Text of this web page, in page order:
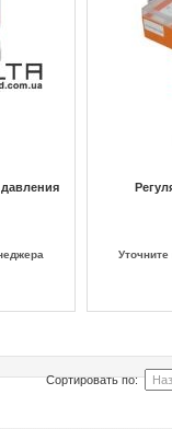
давления
Сортировать по: